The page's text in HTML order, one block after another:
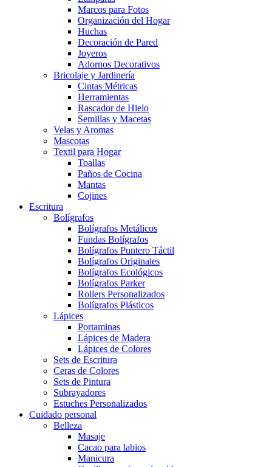
Marcos para Fotos
Organización del Hogar
Huchas
Decoración de Pared
Joyeros
Adornos Decorativos
Bricolaje y Jardinería
Cintas Métricas
Herramientas
Rascador de Hielo
Semillas y Macetas
Velas y Aromas
Mascotas
Textil para Hogar
Toallas
Paños de Cocina
Mantas
Cojines
Escritura
Bolígrafos
Bolígrafos Metálicos
Fundas Bolígrafos
Bolígrafos Puntero Táctil
Bolígrafos Originales
Bolígrafos Ecológicos
Bolígrafos Parker
Rollers Personalizados
Bolígrafos Plásticos
Lápices
Portaminas
Lápices de Madera
Lápices de Colores
Sets de Escritura
Ceras de Colores
Sets de Pintura
Subrayadores
Estuches Personalizados
Cuidado personal
Belleza
Masaje
Cacao para labios
Manicura